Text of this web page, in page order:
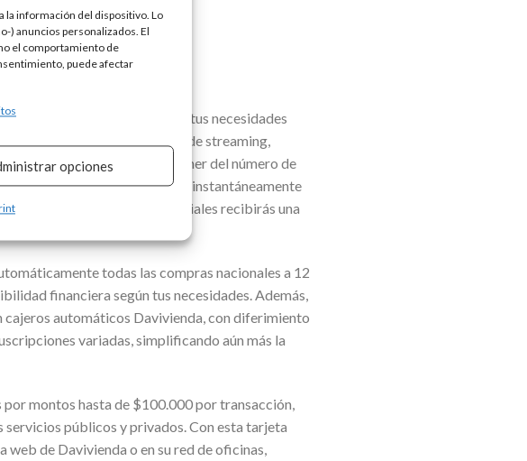
la información del dispositivo. Lo
) anuncios personalizados. El
el comportamiento de
puede afectar
opciones
esta tarjeta se adapta a tus necesidades
suscripciones a servicios de streaming,
electrónicos con solo disponer del número de
de Crédito Móvil se muestra instantáneamente
que para compras presenciales recibirás una
todas las compras nacionales a 12
financiera según tus necesidades. Además,
cajeros automáticos Davivienda, con diferimiento
variadas, simplificando aún más la
montos hasta de $100.000 por transacción,
públicos y privados. Con esta tarjeta
web de Davivienda o en su red de oficinas,